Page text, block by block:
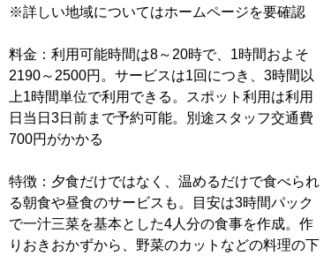
※詳しい地域についてはホームページを要確認
料金：利用可能時間は8～20時で、1時間およそ
2190～2500円。サービスは1回につき、3時間以
上1時間単位で利用できる。スポット利用は利用
日当日3日前まで予約可能。別途スタッフ交通費
700円がかかる
特徴：夕食だけではなく、温めるだけで食べられ
る朝食や昼食のサービスも。目安は3時間パック
で一汁三菜を基本とした4人分の食事を作成。作
りおきおかずから、野菜のカットなどの料理の下